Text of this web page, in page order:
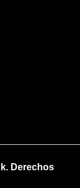
Derechos